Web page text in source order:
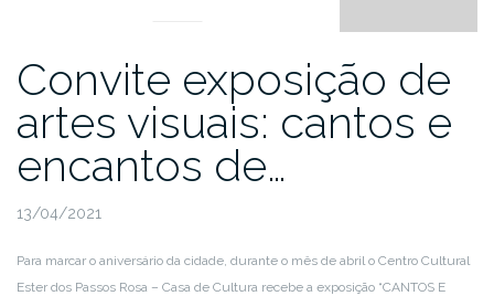
Convite exposição de
artes visuais: cantos e
encantos de…
13/04/2021
Para marcar o aniversário da cidade, durante o mês de abril o Centro Cultural
Ester dos Passos Rosa – Casa de Cultura recebe a exposição “CANTOS E